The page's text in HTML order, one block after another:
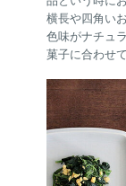
横長や四角い
色味がナチュ
菓子に合わせ